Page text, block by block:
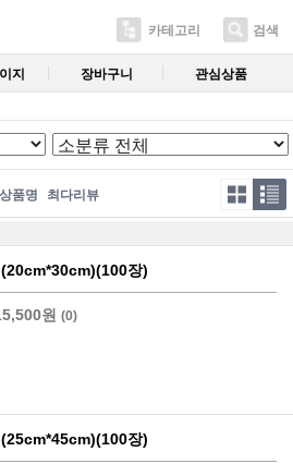
카테고리 검색
지 장바구니 관심상품
상품명 최다리뷰
장)
원 (0)
장)